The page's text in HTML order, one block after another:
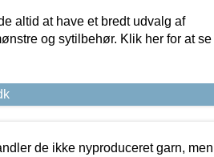
altid at have et bredt udvalg af
og sytilbehør. Klik her for at se
de ikke nyproduceret garn, men